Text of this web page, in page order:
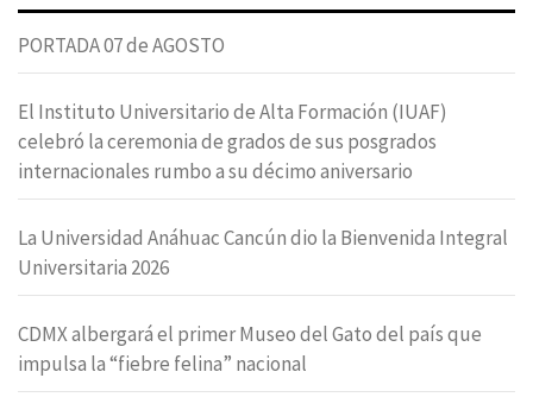
PORTADA 07 de AGOSTO
El Instituto Universitario de Alta Formación (IUAF)
celebró la ceremonia de grados de sus posgrados
internacionales rumbo a su décimo aniversario
La Universidad Anáhuac Cancún dio la Bienvenida Integral
Universitaria 2026
CDMX albergará el primer Museo del Gato del país que
impulsa la “fiebre felina” nacional